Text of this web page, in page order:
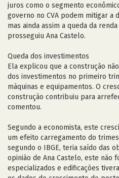
juros como o segmento
governo no CVA podem mitigar a
mas ainda assim a queda da
prosseguiu Ana Castelo.
Queda dos investimentos
Ela explicou que a construção
dos investimentos no primeiro
máquinas e equipamentos. O
construção contribuiu para
comentou.
Segundo a economista, este
um efeito carregamento do
segundo o IBGE, teria saído das
opinião de Ana Castelo, este não
especializados e edificações